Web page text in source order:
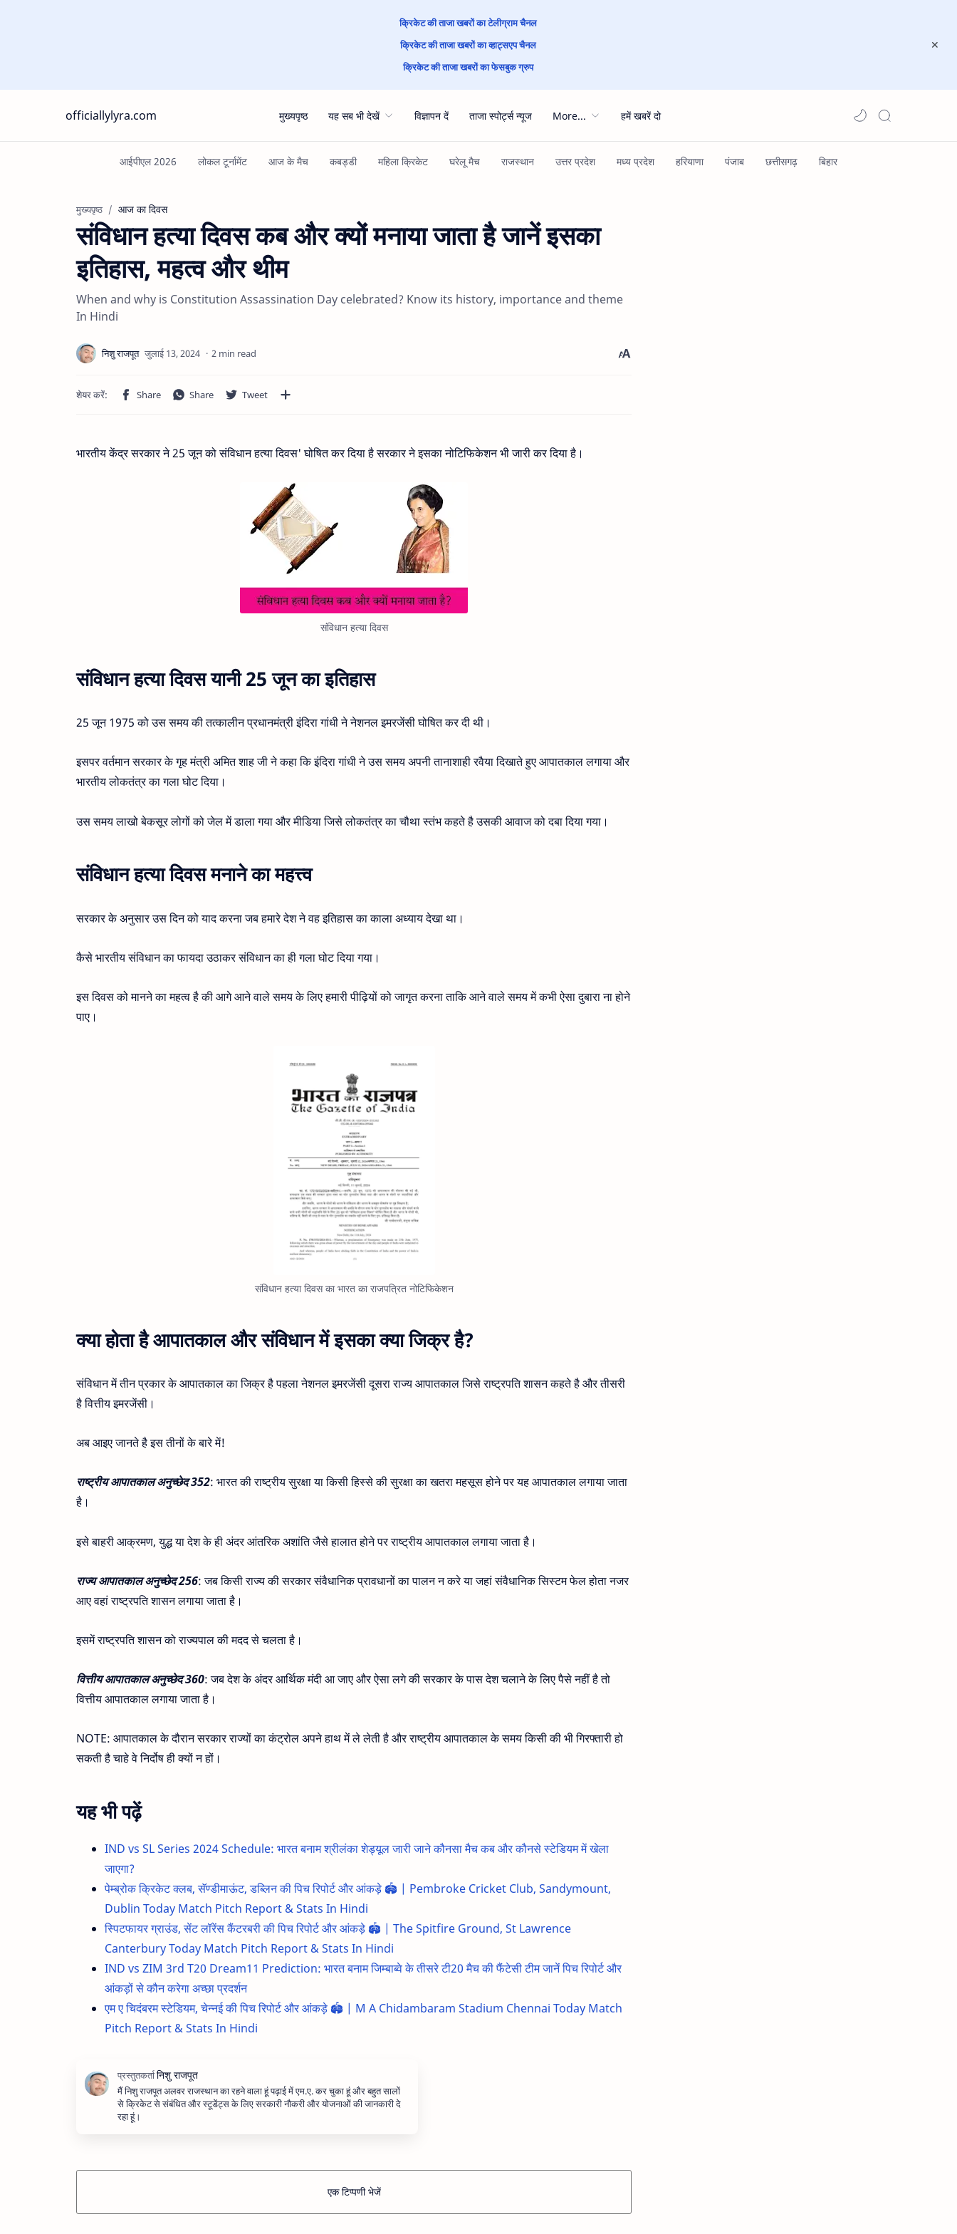
क्रिकेट की ताजा खबरों का टेलीग्राम चैनल
क्रिकेट की ताजा खबरों का व्हाट्सएप चैनल
क्रिकेट की ताजा खबरों का फेसबुक ग्रुप
officiallylyra.com मुख्यपृष्ठ यह सब भी देखें विज्ञापन दें ताजा स्पोर्ट्स न्यूज More... हमें खबरें दो
मुख्यपृष्ठ आज का दिवस
संविधान हत्या दिवस कब और क्यों मनाया जाता है जानें इसका
इतिहास, महत्व और थीम
When and why is Constitution Assassination Day celebrated? Know its history, importance and theme
In Hindi
2 min read
भारतीय केंद्र सरकार ने 25 जून को संविधान हत्या दिवस' घोषित कर दिया है सरकार ने इसका नोटिफिकेशन भी जारी कर दिया है।
संविधान हत्या दिवस
संविधान हत्या दिवस यानी 25 जून का इतिहास
25 जून 1975 को उस समय की तत्कालीन प्रधानमंत्री इंदिरा गांधी ने नेशनल इमरजेंसी घोषित कर दी थी।
इसपर वर्तमान सरकार के गृह मंत्री अमित शाह जी ने कहा कि इंदिरा गांधी ने उस समय अपनी तानाशाही रवैया दिखाते हुए आपातकाल लगाया और
भारतीय लोकतंत्र का गला घोट दिया।
उस समय लाखो बेकसूर लोगों को जेल में डाला गया और मीडिया जिसे लोकतंत्र का चौथा स्तंभ कहते है उसकी आवाज को दबा दिया गया।
संविधान हत्या दिवस मनाने का महत्त्व
सरकार के अनुसार उस दिन को याद करना जब हमारे देश ने वह इतिहास का काला अध्याय देखा था।
कैसे भारतीय संविधान का फायदा उठाकर संविधान का ही गला घोट दिया गया।
इस दिवस को मानने का महत्व है की आगे आने वाले समय के लिए हमारी पीढ़ियों को जागृत करना ताकि आने वाले समय में कभी ऐसा दुबारा ना होने
पाए।
संविधान हत्या दिवस का भारत का राजपत्रित नोटिफिकेशन
क्या होता है आपातकाल और संविधान में इसका क्या जिक्र है?
संविधान में तीन प्रकार के आपातकाल का जिक्र है पहला नेशनल इमरजेंसी दूसरा राज्य आपातकाल जिसे राष्ट्रपति शासन कहते है और तीसरी
है वित्तीय इमरजेंसी।
अब आइए जानते है इस तीनों के बारे में!
राष्ट्रीय आपातकाल अनुच्छेद 352: भारत की राष्ट्रीय सुरक्षा या किसी हिस्से की सुरक्षा का खतरा महसूस होने पर यह आपातकाल लगाया जाता
है।
इसे बाहरी आक्रमण, युद्ध या देश के ही अंदर आंतरिक अशांति जैसे हालात होने पर राष्ट्रीय आपातकाल लगाया जाता है।
राज्य आपातकाल अनुच्छेद 256: जब किसी राज्य की सरकार संवैधानिक प्रावधानों का पालन न करे या जहां संवैधानिक सिस्टम फेल होता नजर
आए वहां राष्ट्रपति शासन लगाया जाता है।
इसमें राष्ट्रपति शासन को राज्यपाल की मदद से चलता है।
वित्तीय आपातकाल अनुच्छेद 360: जब देश के अंदर आर्थिक मंदी आ जाए और ऐसा लगे की सरकार के पास देश चलाने के लिए पैसे नहीं है तो
वित्तीय आपातकाल लगाया जाता है।
NOTE: आपातकाल के दौरान सरकार राज्यों का कंट्रोल अपने हाथ में ले लेती है और राष्ट्रीय आपातकाल के समय किसी की भी गिरफ्तारी हो
सकती है चाहे वे निर्दोष ही क्यों न हों।
यह भी पढ़ें
IND vs SL Series 2024 Schedule: भारत बनाम श्रीलंका शेड्यूल जारी जाने कौनसा मैच कब और कौनसे स्टेडियम में खेला
जाएगा?
पेम्ब्रोक क्रिकेट क्लब, सॅण्डीमाऊंट, डब्लिन की पिच रिपोर्ट और आंकड़े 🏟️ | Pembroke Cricket Club, Sandymount,
Dublin Today Match Pitch Report & Stats In Hindi
स्पिटफायर ग्राउंड, सेंट लॉरेंस कैंटरबरी की पिच रिपोर्ट और आंकड़े 🏟️ | The Spitfire Ground, St Lawrence
Canterbury Today Match Pitch Report & Stats In Hindi
IND vs ZIM 3rd T20 Dream11 Prediction: भारत बनाम जिम्बाब्वे के तीसरे टी20 मैच की फैंटेसी टीम जानें पिच रिपोर्ट और
आंकड़ों से कौन करेगा अच्छा प्रदर्शन
एम ए चिदंबरम स्टेडियम, चेन्नई की पिच रिपोर्ट और आंकड़े 🏟️ | M A Chidambaram Stadium Chennai Today Match
Pitch Report & Stats In Hindi
मैं निशु राजपूत अलवर राजस्थान का रहने वाला हूं पढ़ाई में एम.ए. कर चुका हूं और बहुत सालों
से क्रिकेट से संबंधित और स्टूडेंट्स के लिए सरकारी नौकरी और योजनाओं की जानकारी दे
रहा हूं।
एक टिप्पणी भेजें